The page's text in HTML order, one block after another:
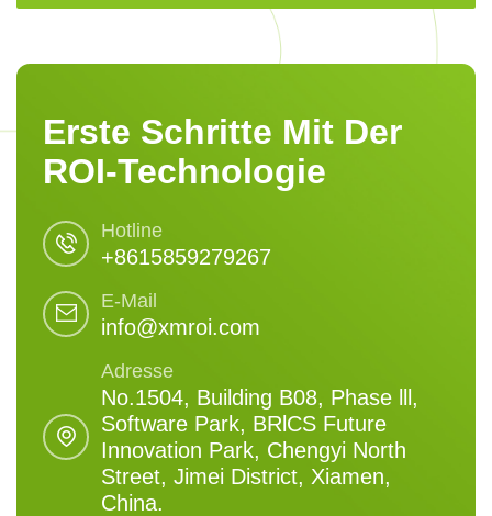
Erste Schritte Mit Der
ROI-Technologie
Hotline
+8615859279267
E-Mail
info@xmroi.com
Adresse
No.1504, Building B08, Phase lll,
Software Park, BRlCS Future
Innovation Park, Chengyi North
Street, Jimei District, Xiamen,
China.